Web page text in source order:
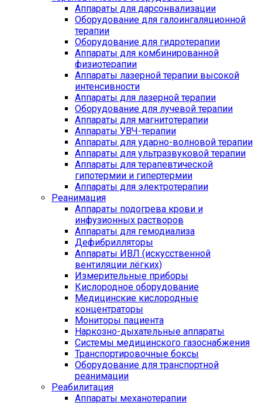
Аппараты для дарсонвализации
Оборудование для галоингаляционной
терапии
Оборудование для гидротерапии
Аппараты для комбинированной
физиотерапии
Аппараты лазерной терапии высокой
интенсивности
Аппараты для лазерной терапии
Оборудование для лучевой терапии
Аппараты для магнитотерапии
Аппараты УВЧ-терапии
Аппараты для ударно-волновой терапии
Аппараты для ультразвуковой терапии
Аппараты для терапевтической
гипотермии и гипертермии
Аппараты для электротерапии
Реанимация
Аппараты подогрева крови и
инфузионных растворов
Аппараты для гемодиализа
Дефибрилляторы
Аппараты ИВЛ (искусственной
вентиляции лёгких)
Измерительные приборы
Кислородное оборудование
Медицинские кислородные
концентраторы
Мониторы пациента
Наркозно-дыхательные аппараты
Системы медицинского газоснабжения
Транспортировочные боксы
Оборудование для транспортной
реанимации
Реабилитация
Аппараты механотерапии